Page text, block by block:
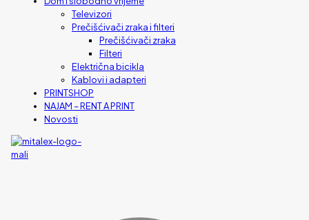
Televizori
Prečišćivači zraka i filteri
Prečišćivači zraka
Filteri
Električna bicikla
Kablovi i adapteri
PRINTSHOP
NAJAM – RENT A PRINT
Novosti